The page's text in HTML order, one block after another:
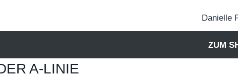
Danielle
ZUM
A-LINIE